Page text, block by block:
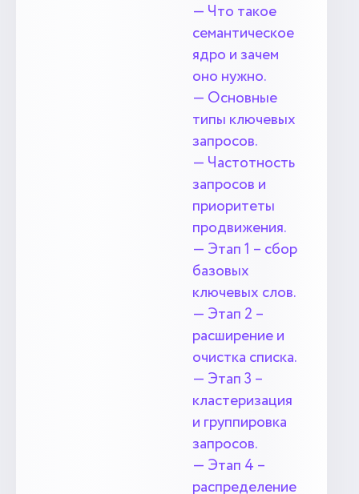
— Что такое
семантическое
ядро и зачем
оно нужно.
— Основные
типы ключевых
запросов.
— Частотность
запросов и
приоритеты
продвижения.
— Этап 1 – сбор
базовых
ключевых слов.
— Этап 2 –
расширение и
очистка списка.
— Этап 3 –
кластеризация
и группировка
запросов.
— Этап 4 –
распределение